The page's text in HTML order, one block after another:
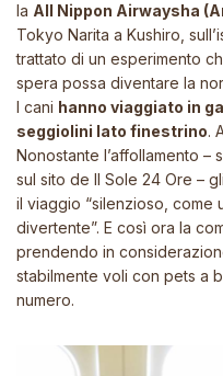
la All Nippon Airwaysha
Tokyo Narita a Kushiro,
trattato di un esperimento
spera possa diventare la
I cani hanno viaggiato in
seggiolini lato finestrino.
Nonostante l’affollamento
sul sito de Il Sole 24 Ore –
il viaggio “silenzioso, come
divertente”. E così ora la
prendendo in
stabilmente voli con pets a
numero.